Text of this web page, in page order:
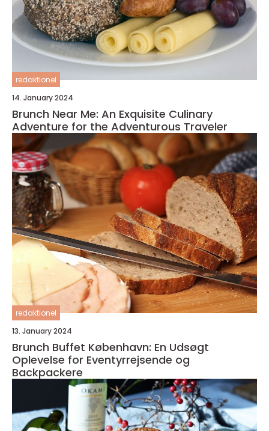
redaktionel
14. January 2024
Brunch Near Me: An Exquisite Culinary
Adventure for the Adventurous Traveler
redaktionel
13. January 2024
Brunch Buffet København: En Udsøgt
Oplevelse for Eventyrrejsende og
Backpackere